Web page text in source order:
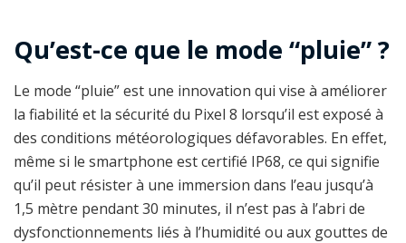
Qu’est-ce que le mode “pluie” ?
Le mode “pluie” est une innovation qui vise à améliorer
la fiabilité et la sécurité du Pixel 8 lorsqu’il est exposé à
des conditions météorologiques défavorables. En effet,
même si le smartphone est certifié IP68, ce qui signifie
qu’il peut résister à une immersion dans l’eau jusqu’à
1,5 mètre pendant 30 minutes, il n’est pas à l’abri de
dysfonctionnements liés à l’humidité ou aux gouttes de